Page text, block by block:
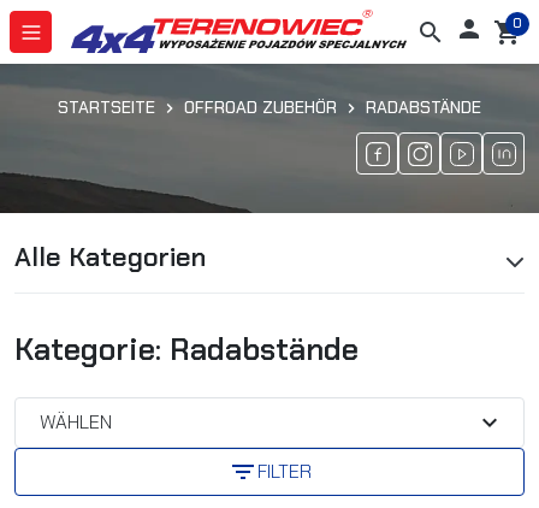
search  shopping_cart
0
STARTSEITE OFFROAD ZUBEHÖR RADABSTÄNDE
Alle Kategorien
Kategorie: Radabstände
WÄHLEN
expand_more
filter_listFILTER